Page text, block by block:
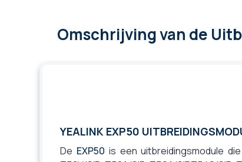
Omschrijvingvan de
YEALINK EXP50
De EXP50 is een uitbreidingsmodule